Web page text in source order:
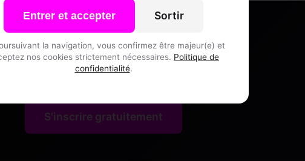
Entrer et accepter Sortir
la navigation, vous confirmez être majeur(e) et
nos cookies strictement nécessaires. Politique de
confidentialité.
Dating à Bichwil
les membres de Bichwil et des alentours !
S'inscrire gratuitement